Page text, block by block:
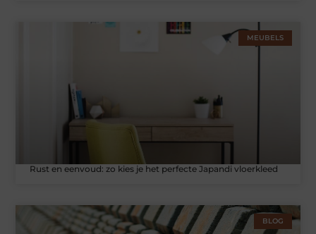
MEUBELS
Rust en eenvoud: zo kies je het perfecte Japandi vloerkleed
BLOG